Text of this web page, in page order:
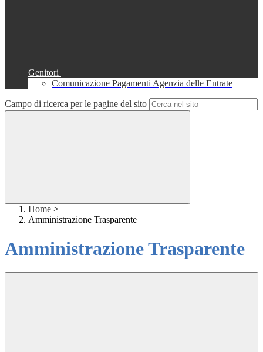
Genitori
Comunicazione Pagamenti Agenzia delle Entrate
Campo di ricerca per le pagine del sito
Home >
Amministrazione Trasparente
Amministrazione Trasparente